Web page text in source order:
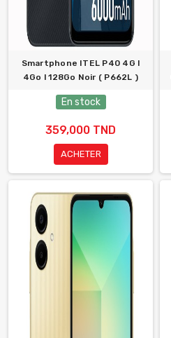
Smartphone ITEL P40 4G l
4Go l 128Go Noir ( P662L )
En stock
359,000 TND
ACHETER